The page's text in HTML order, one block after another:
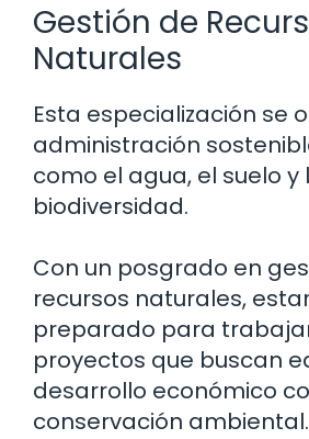
Gestión de
Naturales
Esta especialización se
administración
como el agua, el suelo y
biodiversidad.
Con un posgrado en
recursos naturales,
preparado para
proyectos que buscan
desarrollo económico
conservación ambiental.